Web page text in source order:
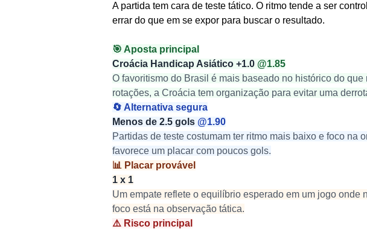
A partida tem cara de teste tático. O ritmo tende a ser
errar do que em se expor para buscar o resultado.
🎯 Aposta principal
Croácia Handicap Asiático +1.0 @1.85
O favoritismo do Brasil é mais baseado no histórico do
rotações, a Croácia tem organização para evitar uma
🔄 Alternativa segura
Menos de 2.5 gols @1.90
Partidas de teste costumam ter ritmo mais baixo e foco na
favorece um placar com poucos gols.
📊 Placar provável
1 x 1
Um empate reflete o equilíbrio esperado em um jogo
foco está na observação tática.
⚠️ Risco principal